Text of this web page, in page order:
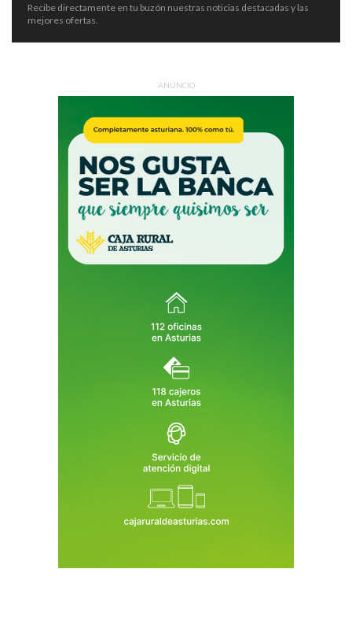
Recibe directamente en tu buzón nuestras noticias destacadas y las
mejores ofertas.
ANUNCIO